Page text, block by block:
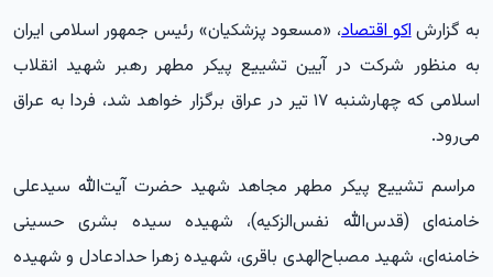
به گزارشاکو اقتصاد، «مسعود پزشکیان» رئیس‌ جمهور اسلامی ایران
به منظور شرکت در آیین تشییع پیکر مطهر رهبر شهید انقلاب
اسلامی که چهارشنبه ۱۷ تیر در عراق برگزار خواهد شد، فردا به عراق
می‌رود.
مراسم تشییع پیکر مطهر مجاهد شهید حضرت آیت‌الله سیدعلی
خامنه‌ای (قدس‌الله نفس‌الزکیه)، شهیده سیده بشری حسینی
خامنه‌ای، شهید مصباح‌الهدی باقری، شهیده زهرا حدادعادل و شهیده